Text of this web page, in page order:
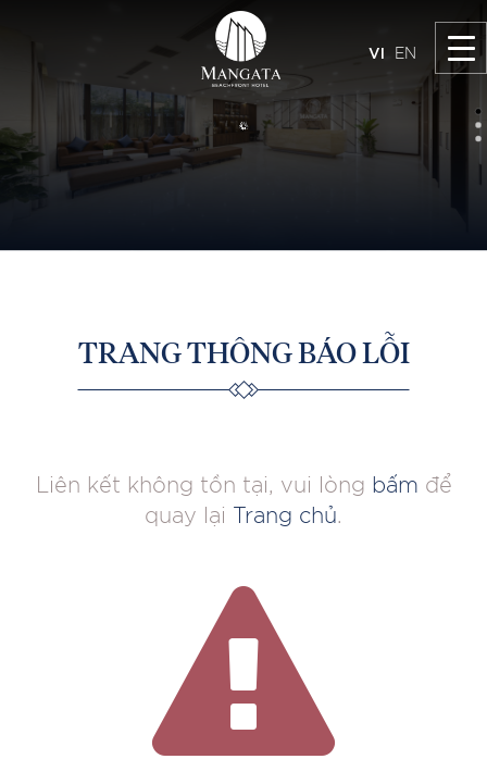
VI EN
TRANG THÔNG BÁO LỖI
Liên kết không tồn tại, vui lòng bấm để
quay lại
Trang chủ.